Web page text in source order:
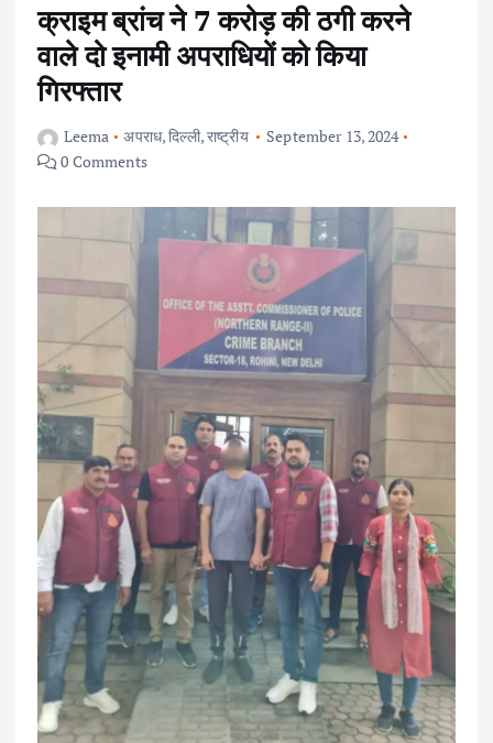
क्राइम ब्रांच ने 7 करोड़ की ठगी करने
वाले दो इनामी अपराधियों को किया
गिरफ्तार
Leema अपराध,दिल्ली,राष्ट्रीय
September 13, 2024
0 Comments